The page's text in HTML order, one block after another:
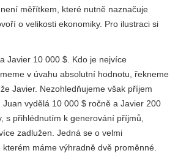
měřítkem, které nutně naznačuje
o velikosti ekonomiky. Pro ilustraci si
Javier 10 000 $. Kdo je nejvíce
v úvahu absolutní hodnotu, řekneme
Javier. Nezohledňujeme však příjem
Juan vydělá 10 000 $ ročně a Javier 200
s přihlédnutím k generování příjmů,
zadlužen. Jedná se o velmi
máme výhradně dvě proměnné.